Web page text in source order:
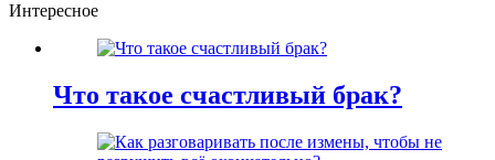
Интересное
Что такое счастливый брак?